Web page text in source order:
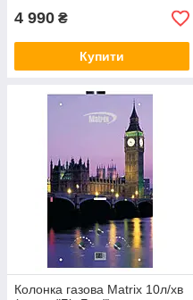
4 990 ₴
Купити
Колонка газова Matrix 10л/хв